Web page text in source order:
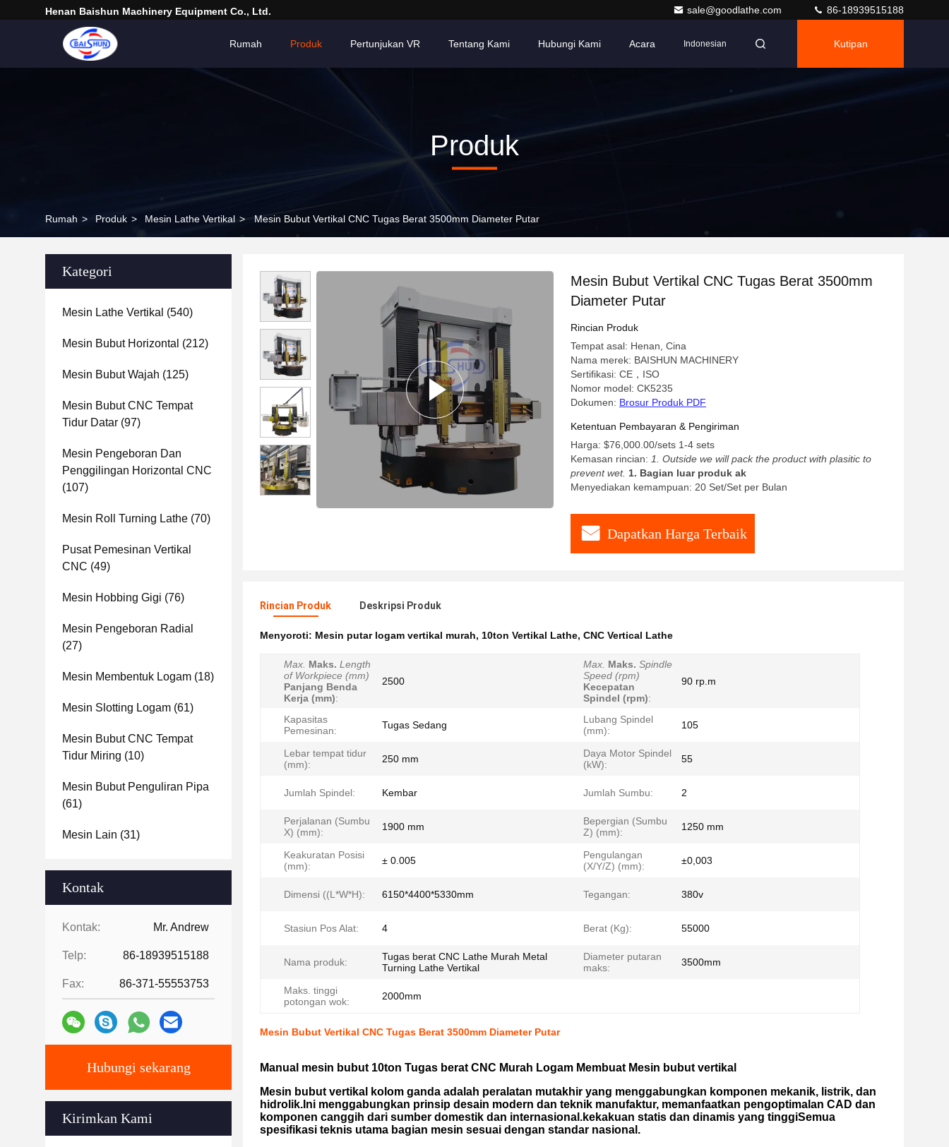
Henan Baishun Machinery Equipment Co., Ltd. sale@goodlathe.com 86-18939515188
Rumah Produk Pertunjukan VR Tentang Kami Hubungi Kami Acara Indonesian Kutipan
Produk
Rumah > Produk > Mesin Lathe Vertikal > Mesin Bubut Vertikal CNC Tugas Berat 3500mm Diameter Putar
Kategori
Mesin Lathe Vertikal (540)
Mesin Bubut Horizontal (212)
Mesin Bubut Wajah (125)
Mesin Bubut CNC Tempat
Tidur Datar (97)
Mesin Pengeboran Dan
Penggilingan Horizontal CNC
(107)
Mesin Roll Turning Lathe (70)
Pusat Pemesinan Vertikal
CNC (49)
Mesin Hobbing Gigi (76)
Mesin Pengeboran Radial
(27)
Mesin Membentuk Logam (18)
Mesin Slotting Logam (61)
Mesin Bubut CNC Tempat
Tidur Miring (10)
Mesin Bubut Penguliran Pipa
(61)
Mesin Lain (31)
Kontak
Kontak: Mr. Andrew
Telp: 86-18939515188
Fax: 86-371-55553753
Hubungi sekarang
Kirimkan Kami
Mesin Bubut Vertikal CNC Tugas Berat 3500mm
Diameter Putar
Rincian Produk
Tempat asal: Henan, Cina
Nama merek: BAISHUN MACHINERY
Sertifikasi: CE，ISO
Nomor model: CK5235
Dokumen: Brosur Produk PDF
Ketentuan Pembayaran & Pengiriman
Harga: $76,000.00/sets 1-4 sets
Kemasan rincian: 1. Outside we will pack the product with plasitic to
prevent wet. 1. Bagian luar produk ak
Menyediakan kemampuan: 20 Set/Set per Bulan
Dapatkan Harga Terbaik
Rincian Produk Deskripsi Produk
Menyoroti: Mesin putar logam vertikal murah, 10ton Vertikal Lathe, CNC Vertical Lathe
Max. Maks. Length
of Workpiece (mm)
Panjang Benda
Kerja (mm):
2500
Max. Maks. Spindle
Speed (rpm)
Kecepatan
Spindel (rpm):
90 rp.m
Kapasitas
Pemesinan:
Tugas Sedang
Lubang Spindel
(mm):
105
Lebar tempat tidur
(mm):
250 mm
Daya Motor Spindel
(kW):
55
Jumlah Spindel: Kembar Jumlah Sumbu: 2
Perjalanan (Sumbu
X) (mm):
1900 mm
Bepergian (Sumbu
Z) (mm):
1250 mm
Keakuratan Posisi
(mm):
± 0.005
Pengulangan
(X/Y/Z) (mm):
±0,003
Dimensi ((L*W*H): 6150*4400*5330mm Tegangan: 380v
Stasiun Pos Alat: 4 Berat (Kg): 55000
Nama produk:
Tugas berat CNC Lathe Murah Metal
Turning Lathe Vertikal
Diameter putaran
maks:
3500mm
Maks. tinggi
potongan wok:
2000mm
Mesin Bubut Vertikal CNC Tugas Berat 3500mm Diameter Putar
Manual mesin bubut 10ton Tugas berat CNC Murah Logam Membuat Mesin bubut vertikal
Mesin bubut vertikal kolom ganda adalah peralatan mutakhir yang menggabungkan komponen mekanik, listrik, dan
hidrolik.Ini menggabungkan prinsip desain modern dan teknik manufaktur, memanfaatkan pengoptimalan CAD dan
komponen canggih dari sumber domestik dan internasional.kekakuan statis dan dinamis yang tinggiSemua
spesifikasi teknis utama bagian mesin sesuai dengan standar nasional.